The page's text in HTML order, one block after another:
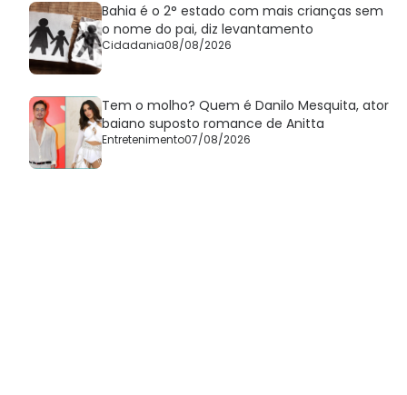
Bahia é o 2° estado com mais crianças sem
o nome do pai, diz levantamento
Cidadania08/08/2026
Tem o molho? Quem é Danilo Mesquita, ator
baiano suposto romance de Anitta
Entretenimento07/08/2026